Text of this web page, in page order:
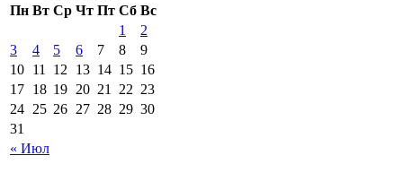
Пн Вт Ср Чт Пт Сб Вс
« Июл
1
2
3
4 5 6 7 8
9
10 11 12 13 14 15 16
17 18 19 20 21 22 23
24 25 26 27 28 29 30
31